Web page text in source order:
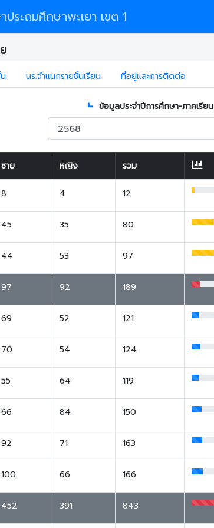
ระถมศึกษาพะเยา เขต 1
นร.จำแนกรายชั้นเรียน ที่อยู่และการติดต่อ
ข้อมูลประจำปีการศึกษา-ภาคเรียน
ชาย หญิง รวม
8 4 12
45 35 80
44 53 97
97 92 189
69 52 121
70 54 124
55 64 119
66 84 150
92 71 163
100 66 166
452 391 843